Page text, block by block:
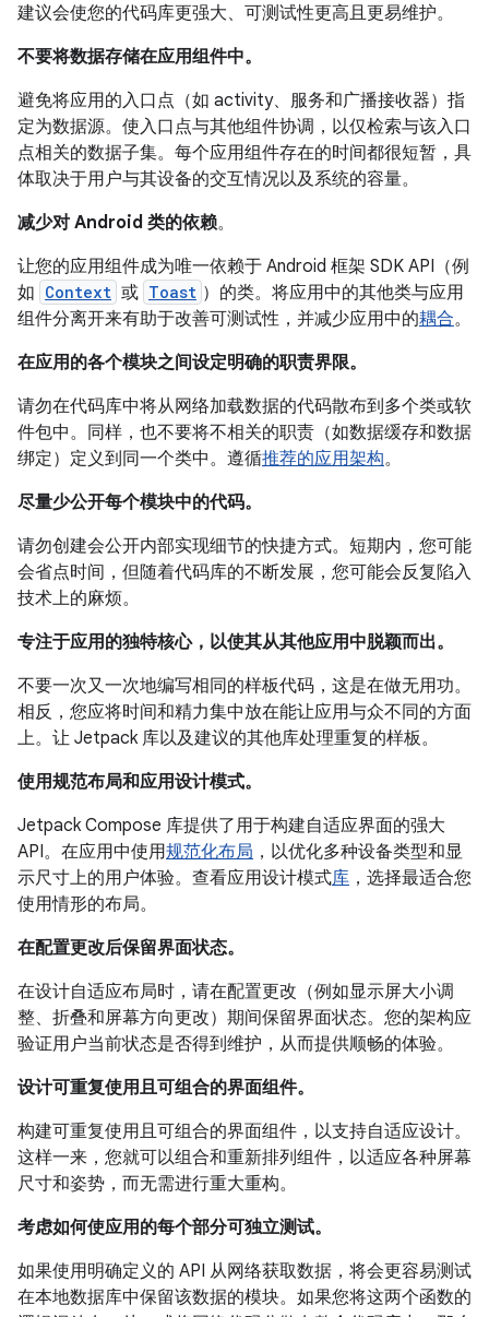
建议会使您的代码库更强大、可测试性更高且更易维护。
不要将数据存储在应用组件中。
避免将应用的入口点（如 activity、服务和广播接收器）指
定为数据源。使入口点与其他组件协调，以仅检索与该入口
点相关的数据子集。每个应用组件存在的时间都很短暂，具
体取决于用户与其设备的交互情况以及系统的容量。
减少对 Android 类的依赖。
让您的应用组件成为唯一依赖于 Android 框架 SDK API（例
如 Context 或 Toast ）的类。将应用中的其他类与应用
组件分离开来有助于改善可测试性，并减少应用中的耦合。
在应用的各个模块之间设定明确的职责界限。
请勿在代码库中将从网络加载数据的代码散布到多个类或软
件包中。同样，也不要将不相关的职责（如数据缓存和数据
绑定）定义到同一个类中。遵循推荐的应用架构。
尽量少公开每个模块中的代码。
请勿创建会公开内部实现细节的快捷方式。短期内，您可能
会省点时间，但随着代码库的不断发展，您可能会反复陷入
技术上的麻烦。
专注于应用的独特核心，以使其从其他应用中脱颖而出。
不要一次又一次地编写相同的样板代码，这是在做无用功。
相反，您应将时间和精力集中放在能让应用与众不同的方面
上。让 Jetpack 库以及建议的其他库处理重复的样板。
使用规范布局和应用设计模式。
Jetpack Compose 库提供了用于构建自适应界面的强大
API。在应用中使用规范化布局 ，以优化多种设备类型和显
示尺寸上的用户体验。查看应用设计模式库 ，选择最适合您
使用情形的布局。
在配置更改后保留界面状态。
在设计自适应布局时，请在配置更改（例如显示屏大小调
整、折叠和屏幕方向更改）期间保留界面状态。您的架构应
验证用户当前状态是否得到维护，从而提供顺畅的体验。
设计可重复使用且可组合的界面组件。
构建可重复使用且可组合的界面组件，以支持自适应设计。
这样一来，您就可以组合和重新排列组件，以适应各种屏幕
尺寸和姿势，而无需进行重大重构。
考虑如何使应用的每个部分可独立测试。
如果使用明确定义的 API 从网络获取数据，将会更容易测试
在本地数据库中保留该数据的模块。如果您将这两个函数的